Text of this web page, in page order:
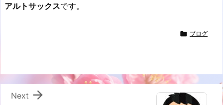
アルトサックスです。
 ブログ

Next